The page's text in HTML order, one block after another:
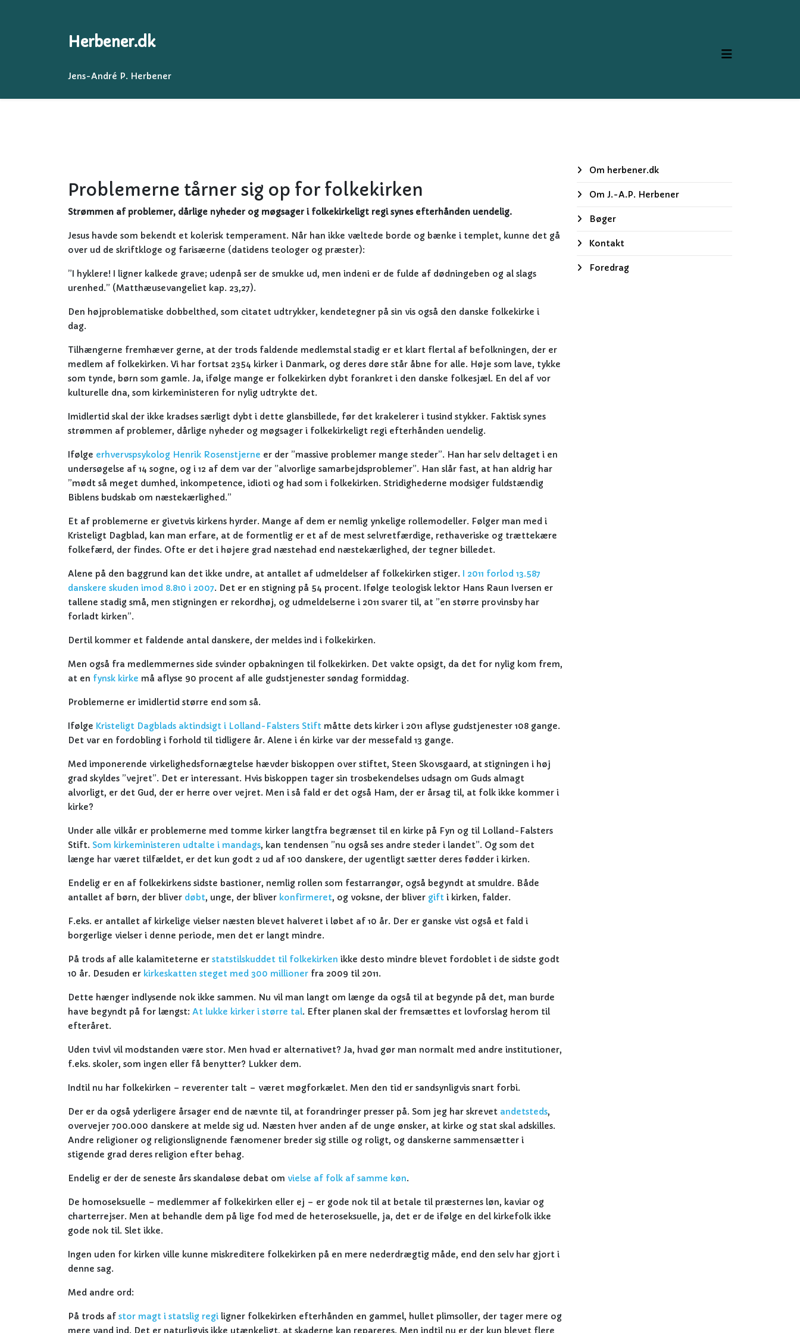
Herbener.dk
Jens-André P. Herbener
Problemerne tårner sig op for folkekirken
Strømmen af problemer, dårlige nyheder og møgsager i folkekirkeligt regi synes efterhånden uendelig.
Jesus havde som bekendt et kolerisk temperament. Når han ikke væltede borde og bænke i templet, kunne det gå
over ud de skriftkloge og farisæerne (datidens teologer og præster):
”I hyklere! I ligner kalkede grave; udenpå ser de smukke ud, men indeni er de fulde af dødningeben og al slags
urenhed.” (Matthæusevangeliet kap. 23,27).
Den højproblematiske dobbelthed, som citatet udtrykker, kendetegner på sin vis også den danske folkekirke i
dag.
Tilhængerne fremhæver gerne, at der trods faldende medlemstal stadig er et klart flertal af befolkningen, der er
medlem af folkekirken. Vi har fortsat 2354 kirker i Danmark, og deres døre står åbne for alle. Høje som lave, tykke
som tynde, børn som gamle. Ja, ifølge mange er folkekirken dybt forankret i den danske folkesjæl. En del af vor
kulturelle dna, som kirkeministeren for nylig udtrykte det.
Imidlertid skal der ikke kradses særligt dybt i dette glansbillede, før det krakelerer i tusind stykker. Faktisk synes
strømmen af problemer, dårlige nyheder og møgsager i folkekirkeligt regi efterhånden uendelig.
Ifølge erhvervspsykolog Henrik Rosenstjerne er der ”massive problemer mange steder”. Han har selv deltaget i en
undersøgelse af 14 sogne, og i 12 af dem var der ”alvorlige samarbejdsproblemer”. Han slår fast, at han aldrig har
”mødt så meget dumhed, inkompetence, idioti og had som i folkekirken. Stridighederne modsiger fuldstændig
Biblens budskab om næstekærlighed.”
Et af problemerne er givetvis kirkens hyrder. Mange af dem er nemlig ynkelige rollemodeller. Følger man med i
Kristeligt Dagblad, kan man erfare, at de formentlig er et af de mest selvretfærdige, rethaveriske og trættekære
folkefærd, der findes. Ofte er det i højere grad næstehad end næstekærlighed, der tegner billedet.
Alene på den baggrund kan det ikke undre, at antallet af udmeldelser af folkekirken stiger. I 2011 forlod 13.587
danskere skuden imod 8.810 i 2007. Det er en stigning på 54 procent. Ifølge teologisk lektor Hans Raun Iversen er
tallene stadig små, men stigningen er rekordhøj, og udmeldelserne i 2011 svarer til, at ”en større provinsby har
forladt kirken”.
Dertil kommer et faldende antal danskere, der meldes ind i folkekirken.
Men også fra medlemmernes side svinder opbakningen til folkekirken. Det vakte opsigt, da det for nylig kom frem,
at en fynsk kirke må aflyse 90 procent af alle gudstjenester søndag formiddag.
Problemerne er imidlertid større end som så.
Ifølge Kristeligt Dagblads aktindsigt i Lolland-Falsters Stift måtte dets kirker i 2011 aflyse gudstjenester 108 gange.
Det var en fordobling i forhold til tidligere år. Alene i én kirke var der messefald 13 gange.
Med imponerende virkelighedsfornægtelse hævder biskoppen over stiftet, Steen Skovsgaard, at stigningen i høj
grad skyldes ”vejret”. Det er interessant. Hvis biskoppen tager sin trosbekendelses udsagn om Guds almagt
alvorligt, er det Gud, der er herre over vejret. Men i så fald er det også Ham, der er årsag til, at folk ikke kommer i
kirke?
Under alle vilkår er problemerne med tomme kirker langtfra begrænset til en kirke på Fyn og til Lolland-Falsters
Stift. Som kirkeministeren udtalte i mandags, kan tendensen ”nu også ses andre steder i landet”. Og som det
længe har været tilfældet, er det kun godt 2 ud af 100 danskere, der ugentligt sætter deres fødder i kirken.
Endelig er en af folkekirkens sidste bastioner, nemlig rollen som festarrangør, også begyndt at smuldre. Både
antallet af børn, der bliver døbt, unge, der bliver konfirmeret, og voksne, der bliver gift i kirken, falder.
F.eks. er antallet af kirkelige vielser næsten blevet halveret i løbet af 10 år. Der er ganske vist også et fald i
borgerlige vielser i denne periode, men det er langt mindre.
På trods af alle kalamiteterne er statstilskuddet til folkekirken ikke desto mindre blevet fordoblet i de sidste godt
10 år. Desuden er kirkeskatten steget med 300 millioner fra 2009 til 2011.
Dette hænger indlysende nok ikke sammen. Nu vil man langt om længe da også til at begynde på det, man burde
have begyndt på for længst: At lukke kirker i større tal. Efter planen skal der fremsættes et lovforslag herom til
efteråret.
Uden tvivl vil modstanden være stor. Men hvad er alternativet? Ja, hvad gør man normalt med andre institutioner,
f.eks. skoler, som ingen eller få benytter? Lukker dem.
Indtil nu har folkekirken – reverenter talt – været møgforkælet. Men den tid er sandsynligvis snart forbi.
Der er da også yderligere årsager end de nævnte til, at forandringer presser på. Som jeg har skrevet andetsteds,
overvejer 700.000 danskere at melde sig ud. Næsten hver anden af de unge ønsker, at kirke og stat skal adskilles.
Andre religioner og religionslignende fænomener breder sig stille og roligt, og danskerne sammensætter i
stigende grad deres religion efter behag.
Endelig er der de seneste års skandaløse debat om vielse af folk af samme køn.
De homoseksuelle – medlemmer af folkekirken eller ej – er gode nok til at betale til præsternes løn, kaviar og
charterrejser. Men at behandle dem på lige fod med de heteroseksuelle, ja, det er de ifølge en del kirkefolk ikke
gode nok til. Slet ikke.
Ingen uden for kirken ville kunne miskreditere folkekirken på en mere nederdrægtig måde, end den selv har gjort i
denne sag.
Med andre ord:
På trods af stor magt i statslig regi ligner folkekirken efterhånden en gammel, hullet plimsoller, der tager mere og
mere vand ind. Det er naturligvis ikke utænkeligt, at skaderne kan repareres. Men indtil nu er der kun blevet flere
Om herbener.dk
Om J.-A.P. Herbener
Bøger
Kontakt
Foredrag